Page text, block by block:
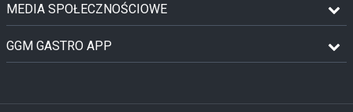
MEDIA SPOŁECZNOŚCIOWE
GGM GASTRO APP